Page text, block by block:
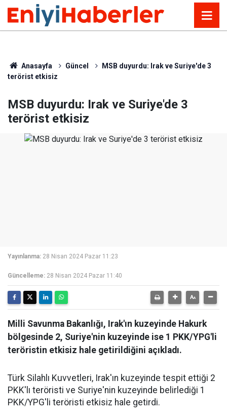
Anasayfa Güncel
MSB duyurdu: Irak ve Suriye'de 3
terörist etkisiz
MSB duyurdu: Irak ve Suriye'de 3
terörist etkisiz
Yayınlanma: 28 Nisan 2024 Pazar 11:23
Güncelleme: 28 Nisan 2024 Pazar 11:40
Milli Savunma Bakanlığı, Irak'ın kuzeyinde Hakurk
bölgesinde 2, Suriye'nin kuzeyinde ise 1 PKK/YPG'li
teröristin etkisiz hale getirildiğini açıkladı.
Türk Silahlı Kuvvetleri, Irak'ın kuzeyinde tespit ettiği 2
PKK'lı teröristi ve Suriye'nin kuzeyinde belirlediği 1
PKK/YPG'li teröristi etkisiz hale getirdi.